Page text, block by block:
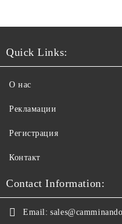
Quick Links:
О нас
Рекламации
Регистрация
Контакт
Contact Information:
Email: